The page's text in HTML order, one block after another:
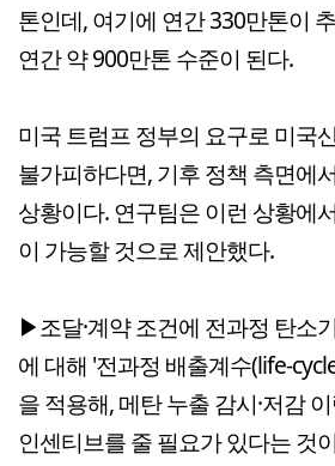
톤인데, 여기에 연간 330만톤이
연간 약 900만톤 수준이 된다.
미국 트럼프 정부의 요구로 미국
불가피하다면, 기후 정책 측면에
상황이다. 연구팀은 이런 상황에
이 가능할 것으로 제안했다.
▶조달·계약 조건에 전과정 탄소
에 대해 '전과정 배출계수(life-
을 적용해, 메탄 누출 감시·저감
인센티브를 줄 필요가 있다는 것